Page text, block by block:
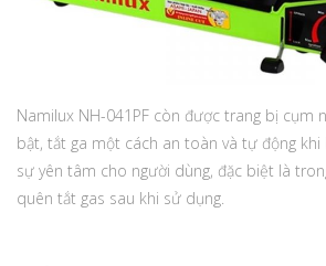
Namilux NH-041PF còn được trang bị cụm
bật, tắt ga một cách an toàn và tự động khi
sự yên tâm cho người dùng, đặc biệt là
quên tắt gas sau khi sử dụng.